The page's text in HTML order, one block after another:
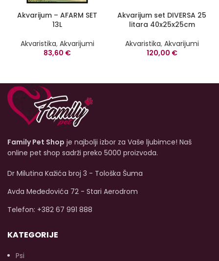
Akvarijum – AFARM SET
13L
Akvaristika, Akvarijumi
83,60 €
Akvarijum set DIVERSA 25
litara 40x25x25cm
Akvaristika, Akvarijumi
120,00 €
Family Pet Shop je najbolji izbor za Vaše ljubimce! Naš
online pet shop sadrži preko 5000 proizvoda.
Dr Milutina Kažića broj 3 - Tološka Šuma
Avda Međedovića 72 - Stari Aerodrom
Telefon: +382 67 991 888
KATEGORIJE
Psi